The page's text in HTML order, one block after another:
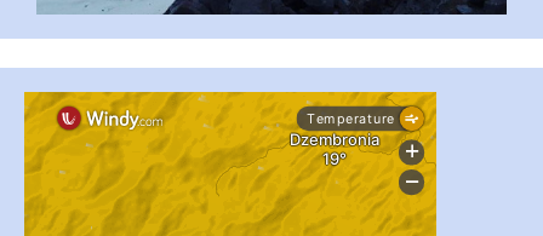
...
pimrec_project